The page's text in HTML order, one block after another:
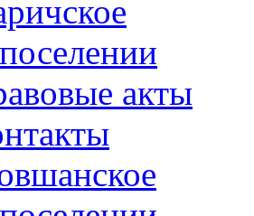
акты